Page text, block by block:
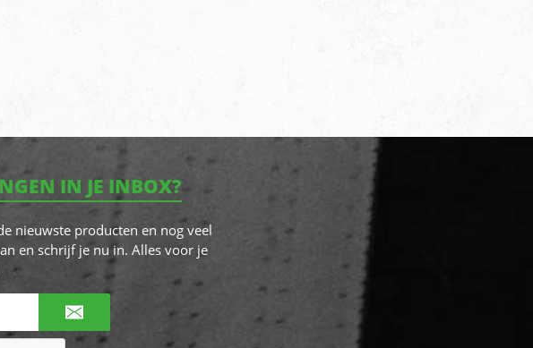
IN JE INBOX?
nieuwste producten en nog veel
en schrijf je nu in. Alles voor je